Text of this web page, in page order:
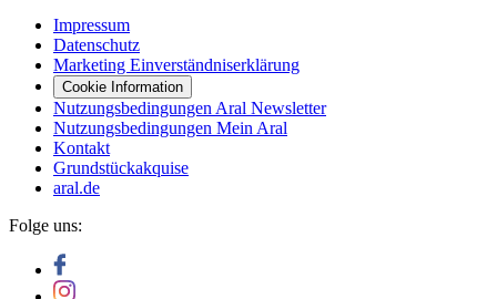
Impressum
Datenschutz
Marketing Einverständniserklärung
Cookie Information
Nutzungsbedingungen Aral Newsletter
Nutzungsbedingungen Mein Aral
Kontakt
Grundstückakquise
aral.de
Folge uns: